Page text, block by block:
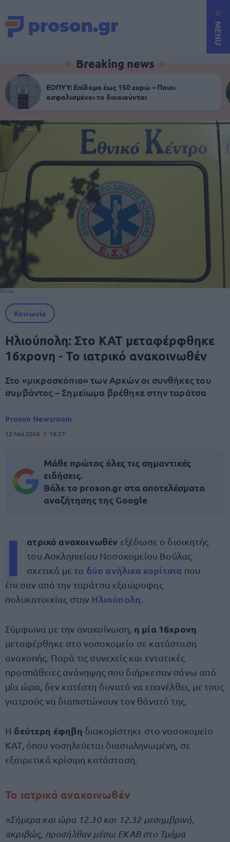
MENU
Breaking news
ΕΟΠΥΥ: Επίδομα έως 150 ευρώ – Ποιοι
ασφαλισμένοι το δικαιούνται
Κοινωνία
Ηλιούπολη: Στο ΚΑΤ μεταφέρφθηκε
16χρονη - Το ιατρικό ανακοινωθέν
Στο «μικροσκόπιο» των Αρχών οι συνθήκες του
συμβάντος – Σημείωμα βρέθηκε στην ταράτσα
Proson Newsroom
12 Μαΐ 2026 18:27
Μάθε πρώτος όλες τις σημαντικές
ειδήσεις.
Βάλε το proson.gr στα αποτελέσματα
αναζήτησης της Google
Ι ατρικό ανακοινωθέν εξέδωσε ο διοικητής
του Ασκληπιείου Νοσοκομείου Βούλας
σχετικά με τα δύο ανήλικα κορίτσια που
έπεσαν από την ταράτσα εξαώροφης
πολυκατοικίας στην Ηλιούπολη
Σύμφωνα με την ανακοίνωση, η μία 16χρονη
μεταφέρθηκε στο νοσοκομείο σε κατάσταση
ανακοπής. Παρά τις συνεχείς και εντατικές
προσπάθειες ανάνηψης που διήρκεσαν πάνω από
μία ώρα, δεν κατέστη δυνατό να επανέλθει, με τους
γιατρούς να διαπιστώνουν τον θάνατό της.
Η δεύτερη έφηβη διακομίστηκε στο νοσοκομείο
ΚΑΤ, όπου νοσηλεύεται διασωληνωμένη, σε
εξαιρετικά κρίσιμη κατάσταση.
Το ιατρικό ανακοινωθέν
«Σήμερα και ώρα 12.30 και 12.32 μεσημβρινή,
ακριβώς, προσήλθαν μέσω ΕΚΑΒ στο Τμήμα